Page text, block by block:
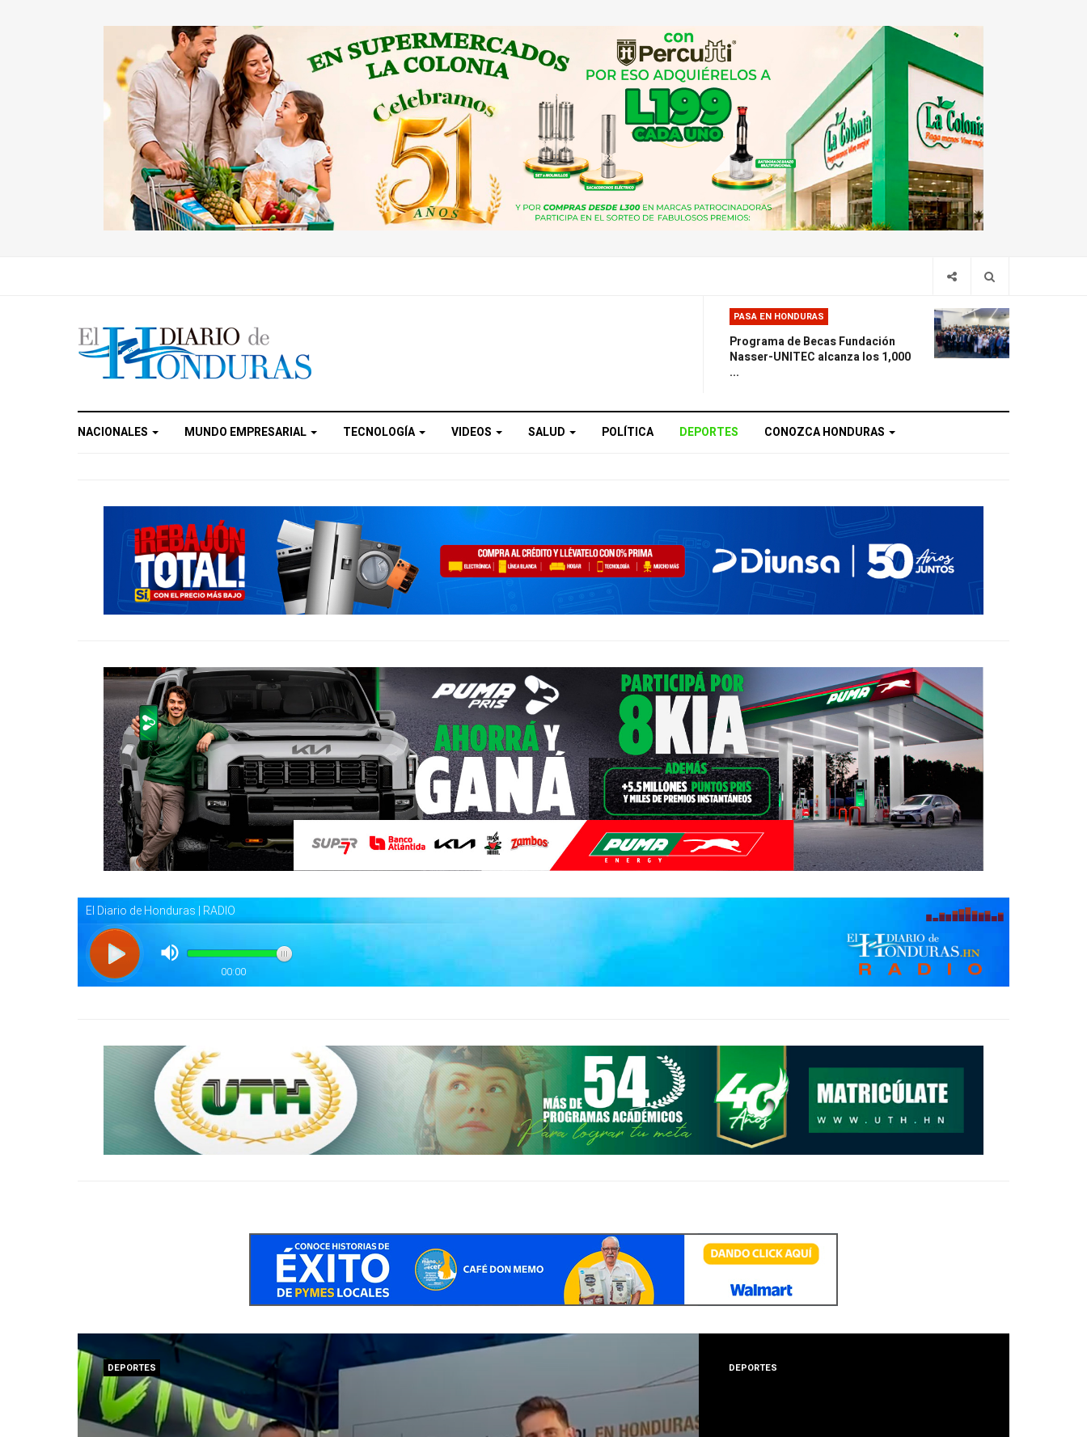
PASA EN HONDURAS
Programa de Becas Fundación
Nasser-UNITEC alcanza los 1,000
...
NACIONALES MUNDO EMPRESARIAL TECNOLOGÍA VIDEOS SALUD POLÍTICA DEPORTES CONOZCA HONDURAS
DEPORTES DEPORTES